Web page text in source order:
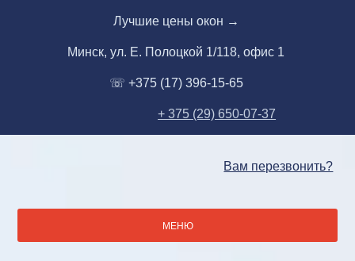
Лучшие цены окон →
Минск, ул. Е. Полоцкой 1/118, офис 1
☏ +375 (17) 396-15-65
+ 375 (29) 650-07-37
Вам перезвонить?
МЕНЮ